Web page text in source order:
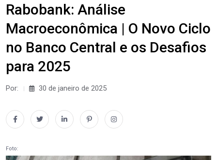
Rabobank: Análise
Macroeconômica | O Novo Ciclo
no Banco Central e os Desafios
para 2025
Por: 30 de janeiro de 2025
Foto: